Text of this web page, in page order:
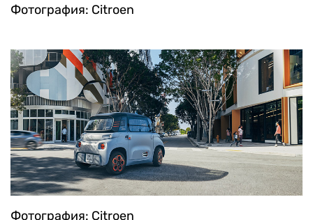
Фотография: Citroen
Фотография: Citroen